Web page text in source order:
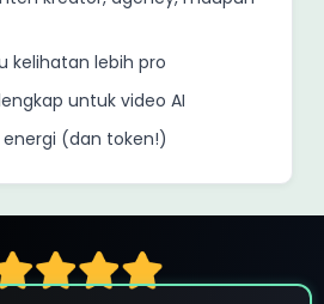
kelihatan lebih pro
untuk video AI
(dan token!)